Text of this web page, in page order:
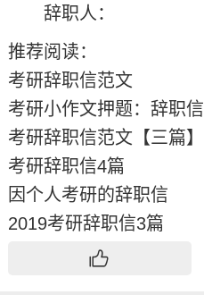
辞职人：
推荐阅读：
考研辞职信范文
考研小作文押题：辞职信
考研辞职信范文【三篇】
考研辞职信4篇
因个人考研的辞职信
2019考研辞职信3篇